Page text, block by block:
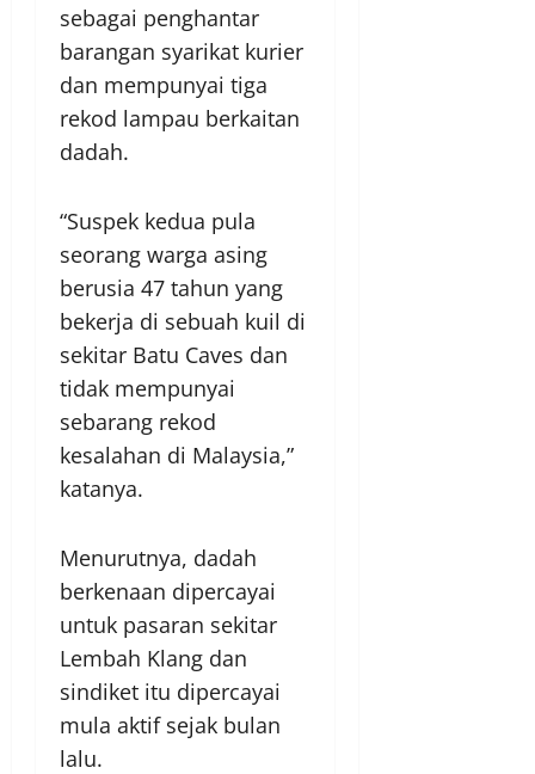
sebagai penghantar
barangan syarikat kurier
dan mempunyai tiga
rekod lampau berkaitan
dadah.
“Suspek kedua pula
seorang warga asing
berusia 47 tahun yang
bekerja di sebuah kuil di
sekitar Batu Caves dan
tidak mempunyai
sebarang rekod
kesalahan di Malaysia,”
katanya.
Menurutnya, dadah
berkenaan dipercayai
untuk pasaran sekitar
Lembah Klang dan
sindiket itu dipercayai
mula aktif sejak bulan
lalu.